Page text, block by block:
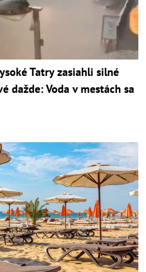
Tatry zasiahli silné
dažde: Voda v mestách sa